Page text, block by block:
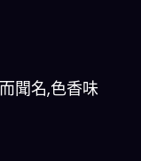
聞名,色香味